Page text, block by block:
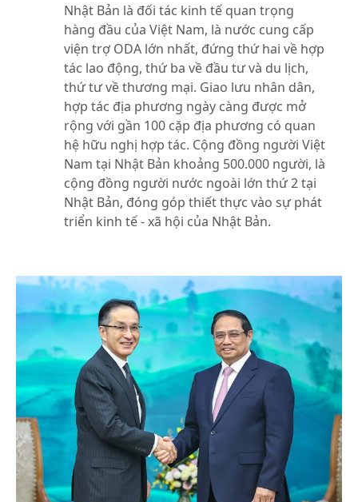
Nhật Bản là đối tác kinh tế quan trọng
hàng đầu của Việt Nam, là nước cung cấp
viện trợ ODA lớn nhất, đứng thứ hai về hợp
tác lao động, thứ ba về đầu tư và du lịch,
thứ tư về thương mại. Giao lưu nhân dân,
hợp tác địa phương ngày càng được mở
rộng với gần 100 cặp địa phương có quan
hệ hữu nghị hợp tác. Cộng đồng người Việt
Nam tại Nhật Bản khoảng 500.000 người, là
cộng đồng người nước ngoài lớn thứ 2 tại
Nhật Bản, đóng góp thiết thực vào sự phát
triển kinh tế - xã hội của Nhật Bản.